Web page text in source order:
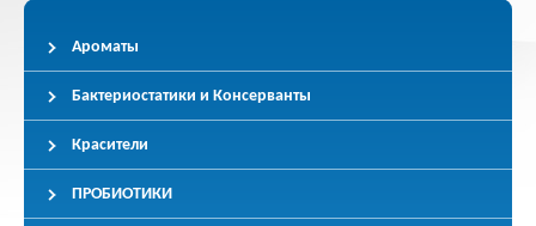
Ароматы
Бактериостатики и Консерванты
Красители
ПРОБИОТИКИ